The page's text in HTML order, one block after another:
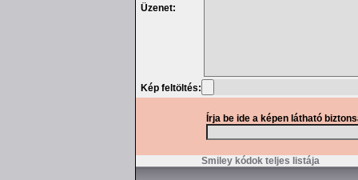
Üzenet:
Kép feltöltés:
Írja be ide a képen látható
Smiley kódok teljes listája